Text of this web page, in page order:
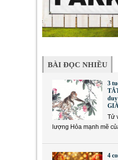
BÀI ĐỌC NHIỀU
3
Tử
lượng Hỏa mạnh mẽ
4